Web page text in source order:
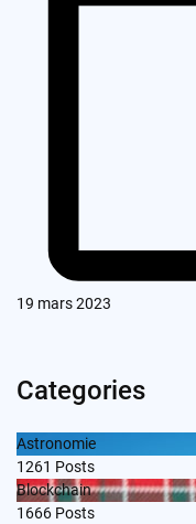
19 mars 2023
Categories
Astronomie
1261 Posts
Blockchain
1666 Posts